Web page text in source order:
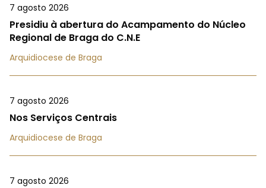
7 agosto 2026
Presidiu à abertura do Acampamento do Núcleo
Regional de Braga do C.N.E
Arquidiocese de Braga
7 agosto 2026
Nos Serviços Centrais
Arquidiocese de Braga
7 agosto 2026